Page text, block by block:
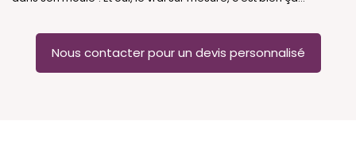
Nous contacter pour un devis personnalisé